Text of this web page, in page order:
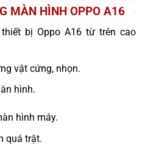
MÀN HÌNH OPPO A16
bị Oppo A16 từ trên cao
vật cứng, nhọn.
hình.
hình máy.
quá trật.